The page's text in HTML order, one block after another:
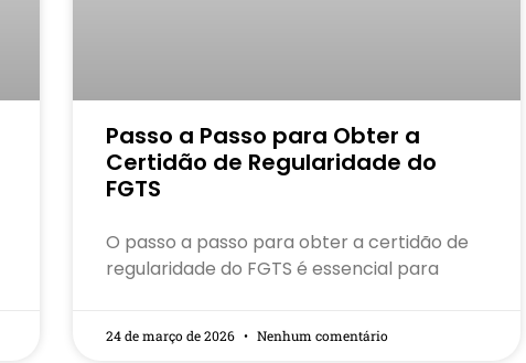
Passo a Passo para Obter a
Certidão de Regularidade do
FGTS
O passo a passo para obter a certidão de
regularidade do FGTS é essencial para
24 de março de 2026 Nenhum comentário